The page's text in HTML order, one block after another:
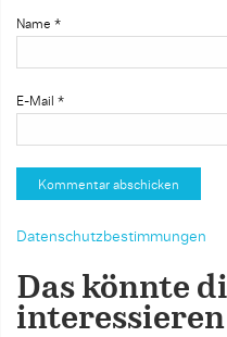
Name *
E-Mail *
Datenschutzbestimmungen
Das könnte
interessieren